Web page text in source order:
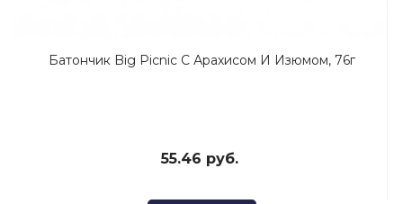
Батончик Big Picnic С Арахисом И Изюмом, 76г
55.46 руб.